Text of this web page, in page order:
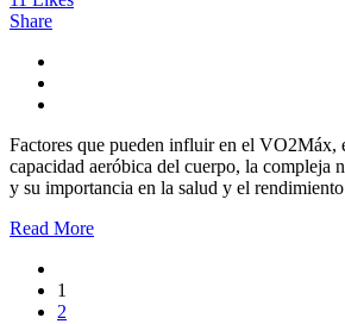
Share
Factores que pueden influir en el VO2Máx,
capacidad aeróbica del cuerpo, la compleja
y su importancia en la salud y el
Read More
1
2